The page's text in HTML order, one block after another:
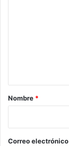
r
*
Nombre *
Correo electrónico